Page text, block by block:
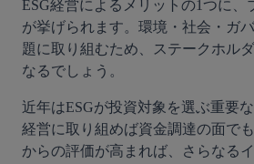
ESG経営によるメリットの1つに、
が挙げられます。環境・社会・ガ
題に取り組むため、ステークホル
なるでしょう。
近年はESGが投資対象を選ぶ重要
経営に取り組めば資金調達の面で
からの評価が高まれば、さらなる